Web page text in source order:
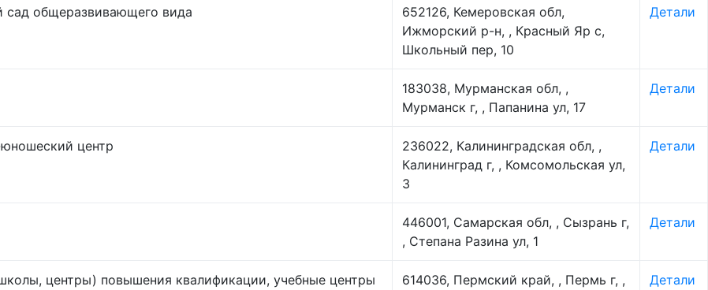
сад общеразвивающего вида
652126, Кемеровская обл,
Ижморский р-н, , Красный Яр с,
Школьный пер, 10
Детали
183038, Мурманская обл, ,
Мурманск г, , Папанина ул, 17
Детали
центр
236022, Калининградская обл, ,
Калининград г, , Комсомольская ул,
3
Детали
446001, Самарская обл, , Сызрань г,
, Степана Разина ул, 1
Детали
центры) повышения квалификации, учебные центры
614036, Пермский край, , Пермь г, ,
Детали